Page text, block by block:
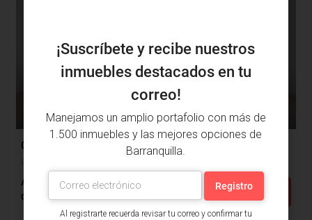
$250,000
Casa Arriendo, Los Nogales, Barranquilla (29712)
Alcobas: 3 Baños: 3
m²: 204
Casa
Detalles
¡Suscríbete y recibe nuestros
inmuebles destacados en tu
correo!
Manejamos un amplio portafolio con más de
1.500 inmuebles y las mejores opciones de
Barranquilla.
Al registrarte recuerda revisar tu correo y confirmar tu